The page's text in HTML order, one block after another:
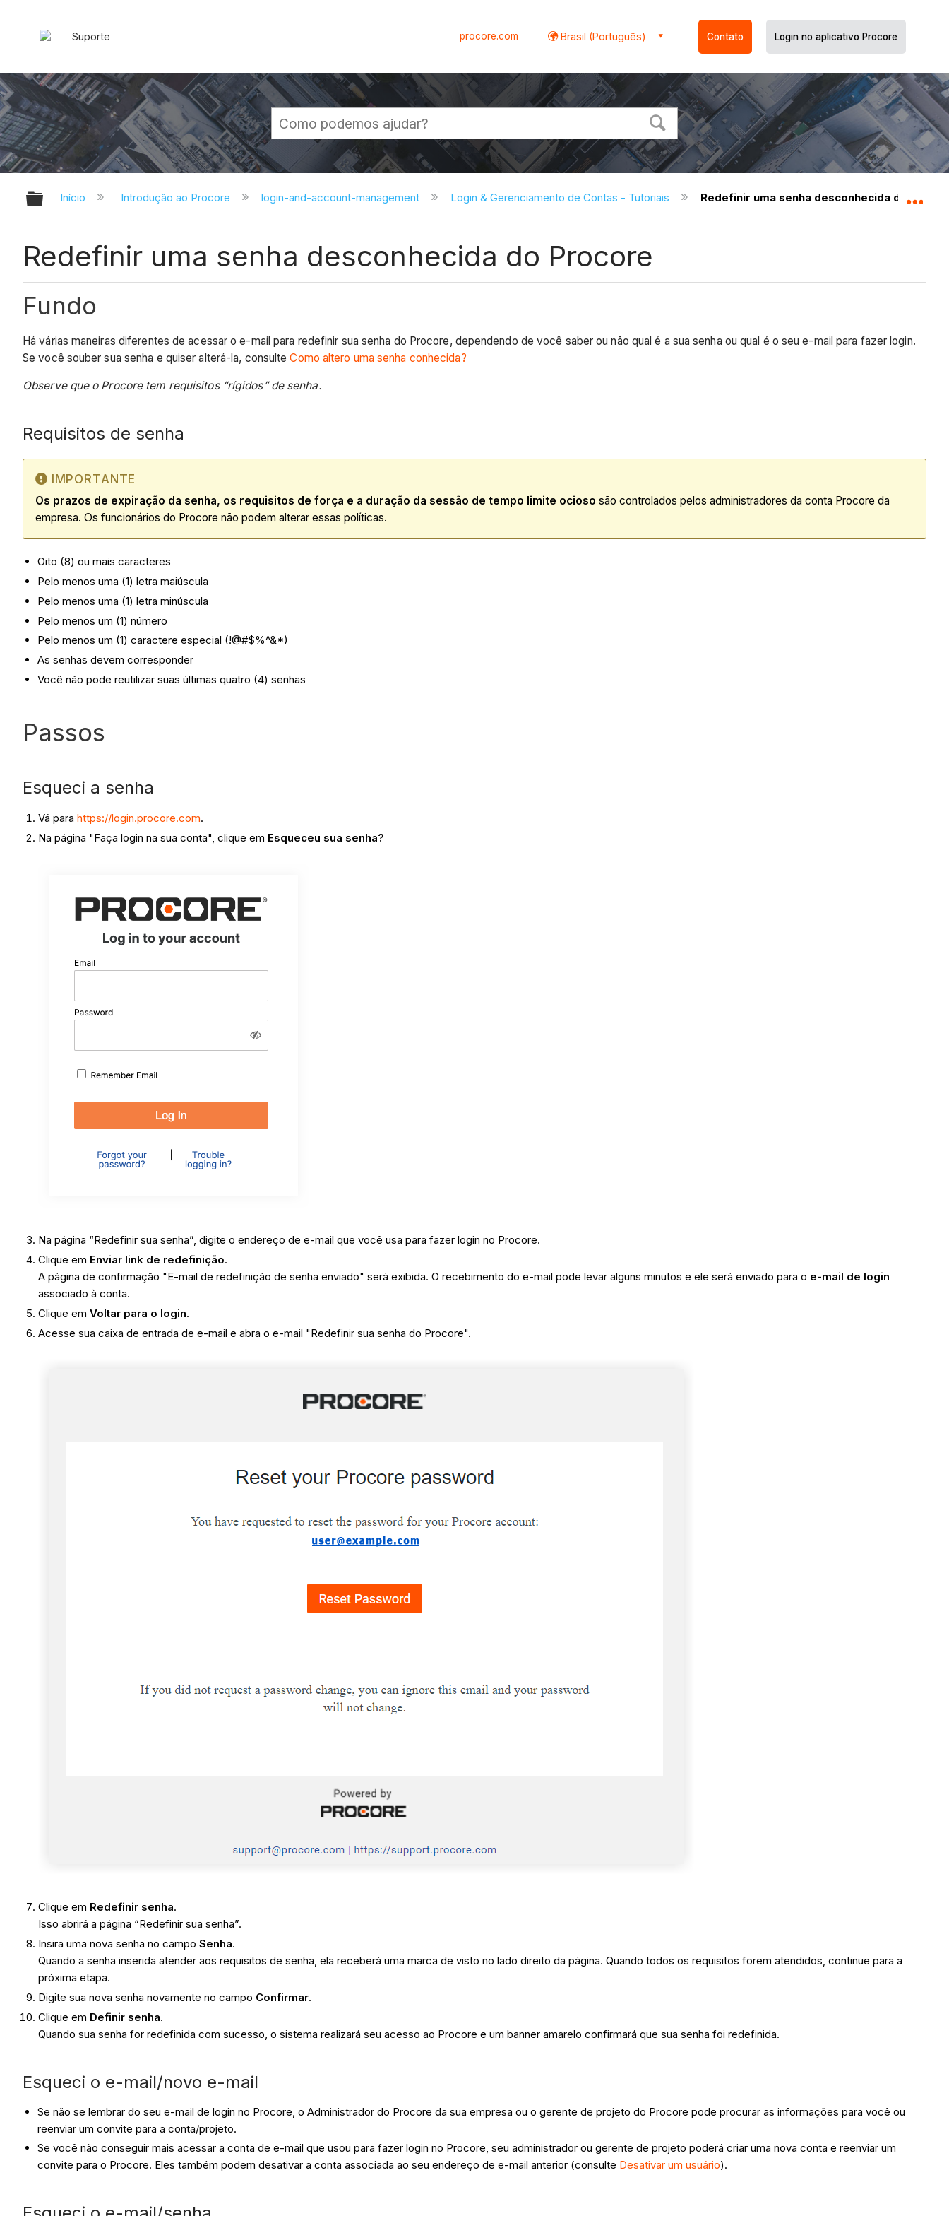
Suporte procore.com Brasil (Português) Contato Login no aplicativo Procore
Expandir/recolher hierarquia global
Início Introdução ao Procore login-and-account-management Login & Gerenciamento de Contas - Tutoriais Redefinir uma senha desconhecida do
Redefinir uma senha desconhecida do Procore
Fundo
Há várias maneiras diferentes de acessar o e-mail para redefinir sua senha do Procore, dependendo de você saber ou não qual é a sua senha ou qual é o seu e-mail para fazer login.
Se você souber sua senha e quiser alterá-la, consulteComo altero uma senha conhecida?
Observe que o Procore tem requisitos “rígidos” de senha.
Requisitos de senha
IMPORTANTE
Os prazos de expiração da senha, os requisitos de força e a duração da sessão de tempo limite ocioso são controlados pelos administradores da conta Procore da
empresa. Os funcionários do Procore não podem alterar essas políticas.
Oito (8) ou mais caracteres
Pelo menos uma (1) letra maiúscula
Pelo menos uma (1) letra minúscula
Pelo menos um (1) número
Pelo menos um (1) caractere especial (!@#$%^&*)
As senhas devem corresponder
Você não pode reutilizar suas últimas quatro (4) senhas
Passos
Esqueci a senha
Vá parahttps://login.procore.com.
Na página "Faça login na sua conta", clique em Esqueceu sua senha?
Na página “Redefinir sua senha”, digite o endereço de e-mail que você usa para fazer login no Procore.
Clique em Enviar link de redefinição.
A página de confirmação "E-mail de redefinição de senha enviado" será exibida. O recebimento do e-mail pode levar alguns minutos e ele será enviado para o e-mail de login
associado à conta.
Clique emVoltar para o login.
Acesse sua caixa de entrada de e-mail e abra o e-mail "Redefinir sua senha do Procore".
Clique em Redefinir senha.
Isso abrirá a página “Redefinir sua senha”.
Insira uma nova senha no campoSenha.
Quando a senha inserida atender aos requisitos de senha, ela receberá uma marca de visto no lado direito da página. Quando todos os requisitos forem atendidos, continue para a
próxima etapa.
Digite sua nova senha novamente no campo Confirmar.
Clique em Definir senha.
Quando sua senha for redefinida com sucesso, o sistema realizará seu acesso ao Procore e um banner amarelo confirmará que sua senha foi redefinida.
Esqueci o e-mail/novo e-mail
Se não se lembrar do seu e-mail de login no Procore, o Administrador do Procore da sua empresa ou o gerente de projeto do Procore pode procurar as informações para você ou
reenviar um convite para a conta/projeto.
Se você não conseguir mais acessar a conta de e-mail que usou para fazer login no Procore, seu administrador ou gerente de projeto poderá criar uma nova conta e reenviar um
convite para o Procore. Eles também podem desativar a conta associada ao seu endereço de e-mail anterior (consulte Desativar um usuário).